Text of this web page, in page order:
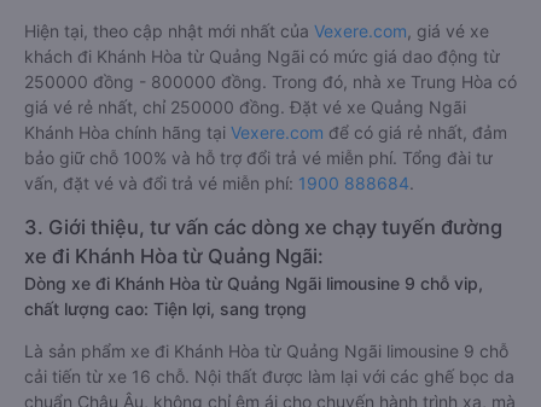
Hiện tại, theo cập nhật mới nhất của Vexere.com , giá vé xe
khách đi Khánh Hòa từ Quảng Ngãi có mức giá dao động từ
250000 đồng - 800000 đồng. Trong đó, nhà xe Trung Hòa có
giá vé rẻ nhất, chỉ 250000 đồng. Đặt vé xe Quảng Ngãi
Khánh Hòa chính hãng tại Vexere.com để có giá rẻ nhất, đảm
bảo giữ chỗ 100% và hỗ trợ đổi trả vé miễn phí. Tổng đài tư
vấn, đặt vé và đổi trả vé miễn phí: 1900 888684.
3. Giới thiệu, tư vấn các dòng xe chạy tuyến đường
xe đi Khánh Hòa từ Quảng Ngãi:
Dòng xe đi Khánh Hòa từ Quảng Ngãi limousine 9 chỗ vip,
chất lượng cao: Tiện lợi, sang trọng
Là sản phẩm xe đi Khánh Hòa từ Quảng Ngãi limousine 9 chỗ
cải tiến từ xe 16 chỗ. Nội thất được làm lại với các ghế bọc da
chuẩn Châu Âu, không chỉ êm ái cho chuyến hành trình xa, mà